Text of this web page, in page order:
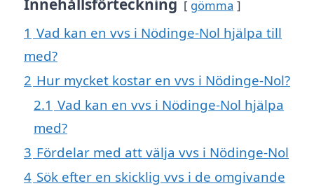
Innehållsförteckning gömma
1 Vad kan en vvs i Nödinge-Nol hjälpa till
med?
2 Hur mycket kostar en vvs i Nödinge-Nol?
2.1 Vad kan en vvs i Nödinge-Nol hjälpa
med?
3 Fördelar med att välja vvs i Nödinge-Nol
4 Sök efter en skicklig vvs i de omgivande